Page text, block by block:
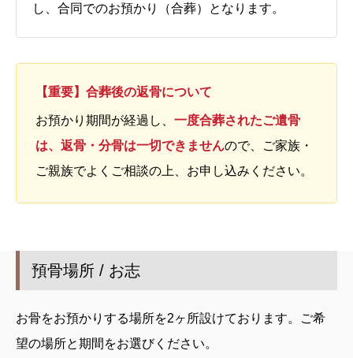
し、合同でのお預かり（合葬）となります。
【重要】合葬後の返骨について
お預かり期間が経過し、 一度合葬されたご遺骨
は、返骨・分骨は一切できませんので、ご家族・
ご親族でよくご相談の上、お申し込みください。
預骨場所 / お志
お骨をお預かりする場所を2ヶ所設けております。ご希
望の場所と期間をお選びください。